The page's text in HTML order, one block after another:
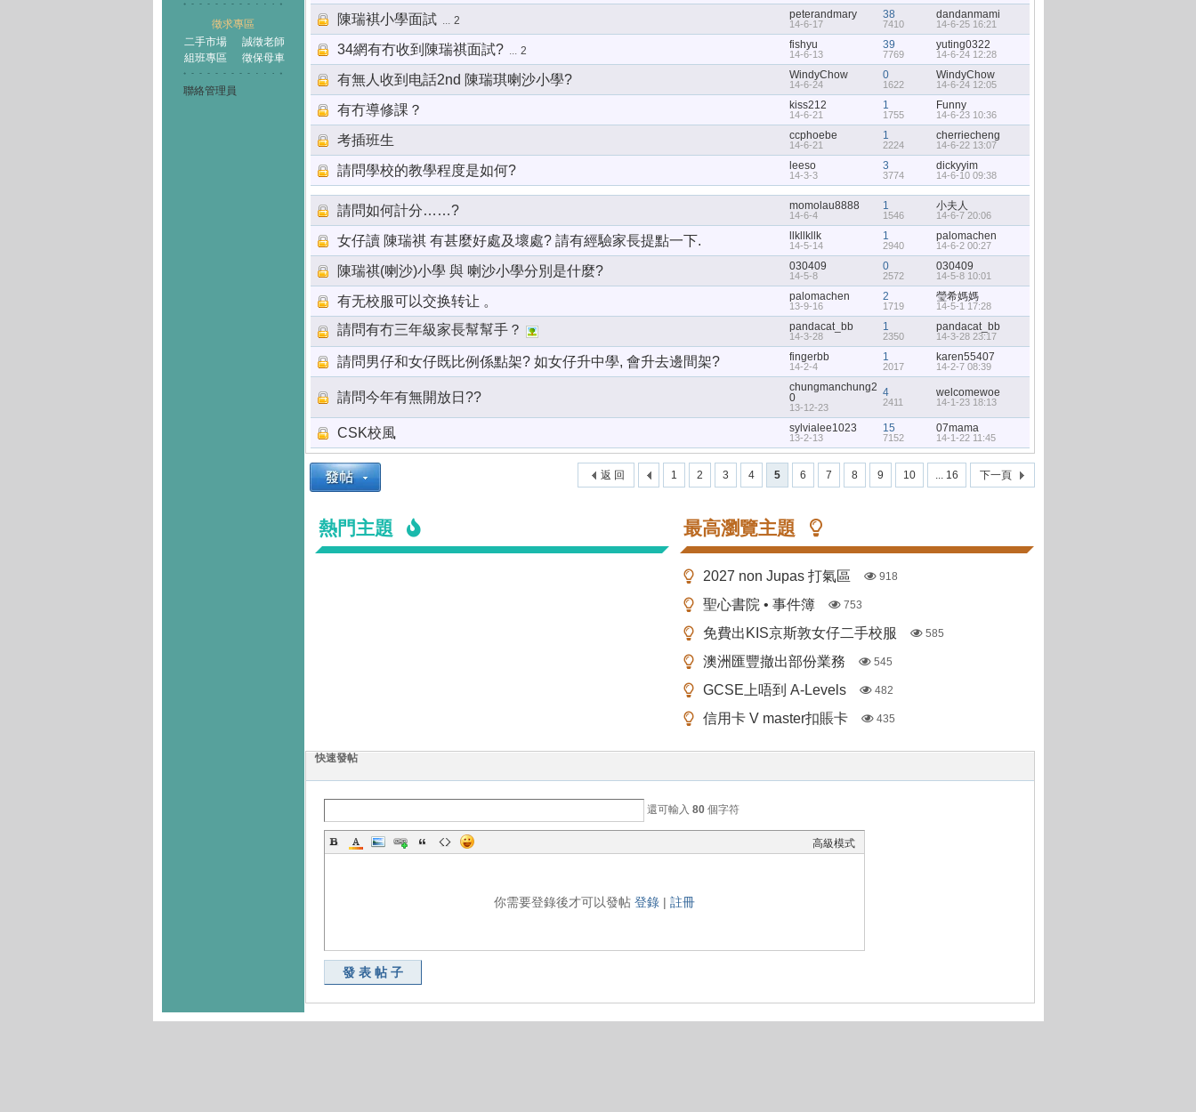
徵求專區
二手市場
誠徵老師
組班專區
徵保母車
聯絡管理員
陳瑞褀小學面試 ... 2 peterandmary
14-6-17
38
7410
dandanmami
14-6-25 16:21
34網有冇收到陳瑞祺面試? ... 2 fishyu
14-6-13
39
7769
yuting0322
14-6-24 12:28
有無人收到电話2nd 陳瑞琪喇沙小學? WindyChow
14-6-24
0
1622
WindyChow
14-6-24 12:05
有冇導修課？ kiss212
14-6-21
1
1755
Funny
14-6-23 10:36
考插班生 ccphoebe
14-6-21
1
2224
cherriecheng
14-6-22 13:07
請問學校的教學程度是如何? leeso
14-3-3
3
3774
dickyyim
14-6-10 09:38
請問如何計分……? momolau8888
14-6-4
1
1546
小夫人
14-6-7 20:06
女仔讀 陳瑞祺 有甚麼好處及壞處? 請有經驗家長提點一下. llkllkllk
14-5-14
1
2940
palomachen
14-6-2 00:27
陳瑞祺(喇沙)小學 與 喇沙小學分別是什麼? 030409
14-5-8
0
2572
030409
14-5-8 10:01
有无校服可以交换转让 。 palomachen
13-9-16
2
1719
瑩希媽媽
14-5-1 17:28
請問有冇三年級家長幫幫手？ pandacat_bb
14-3-28
1
2350
pandacat_bb
14-3-28 23:17
請問男仔和女仔既比例係點架? 如女仔升中學, 會升去邊間架? fingerbb
14-2-4
1
2017
karen55407
14-2-7 08:39
請問今年有無開放日??
chungmanchung2
0
13-12-23
4
2411
welcomewoe
14-1-23 18:13
CSK校風 sylvialee1023
13-2-13
15
7152
07mama
14-1-22 11:45
1 2 3 4 5 6 7 8 9 10 ... 16 下一頁
返 回
熱門主題 最高瀏覽主題
2027 non Jupas 打氣區 918
聖心書院 • 事件簿 753
免費出KIS京斯敦女仔二手校服 585
澳洲匯豐撤出部份業務 545
GCSE上唔到 A-Levels 482
信用卡 V master扣賬卡 435
快速發帖
還可輸入 80 個字符
高級模式
你需要登錄後才可以發帖 登錄 | 註冊
發表帖子